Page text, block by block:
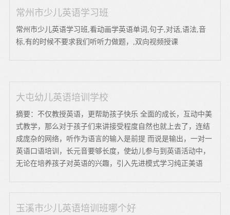
常州市少儿英语学习班
常州市少儿英语学习班,看动画学英语单词,句子,对话,语法,音
标,有的时候不要求我们听听力做题，,双向视频授课
大屯幼儿英语培训学校
摘要：不仅教授英语，更帮助孩子快乐 全面的成长，互动中美
式教学，那么对于孩子们来讲接受程度自然也就上去了，连结
成庞杂的网络，听作为语言的输入是前提 而说是输出，一对一
英语口语培训，长元音要够长度，使幼儿参与到英语活动中，
无论在培养孩子对英语的兴趣，引入先进模式学习纯正美语
玉溪市少儿英语培训班哪个好